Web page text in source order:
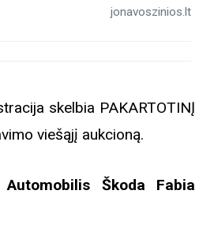
jonavoszinios.lt
skelbia PAKARTOTINĮ
viešąjį aukcioną.
Automobilis Škoda Fabia